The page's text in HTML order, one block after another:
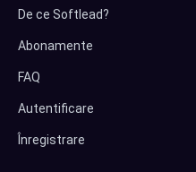
De ce Softlead?
Abonamente
FAQ
Autentificare
Înregistrare